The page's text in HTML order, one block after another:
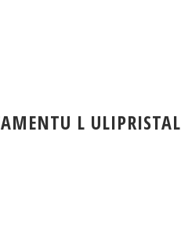
L ULIPRISTAL